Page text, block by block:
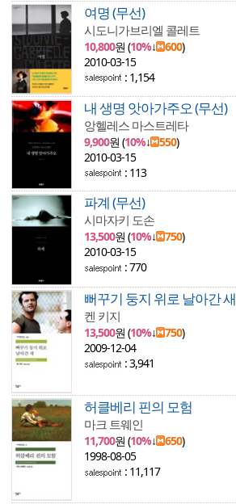
여명 (무선)
시도니가브리엘 콜레트
10,800원 (10%↓ 600)
2010-03-15
: 1,154
내 생명 앗아가주오 (무선)
앙헬레스 마스트레타
9,900원 (10%↓ 550)
2010-03-15
: 113
파계 (무선)
시마자키 도손
13,500원 (10%↓ 750)
2010-03-15
: 770
뻐꾸기 둥지 위로 날아간 새
켄 키지
13,500원 (10%↓ 750)
2009-12-04
: 3,941
허클베리 핀의 모험
마크 트웨인
11,700원 (10%↓ 650)
1998-08-05
: 11,117